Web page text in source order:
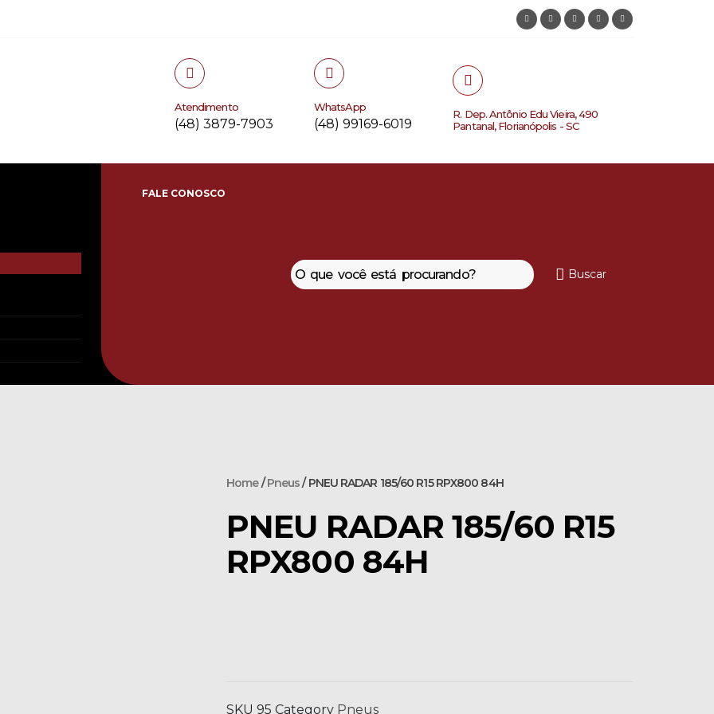
Atendimento
(48) 3879-7903
WhatsApp
(48) 99169-6019
R. Dep. Antônio Edu Vieira, 490
Pantanal, Florianópolis - SC
FALE CONOSCO
Buscar
Home/Pneus/ PNEU RADAR 185/60 R15 RPX800 84H
PNEU RADAR 185/60 R15
RPX800 84H
SKU 95 Category Pneus